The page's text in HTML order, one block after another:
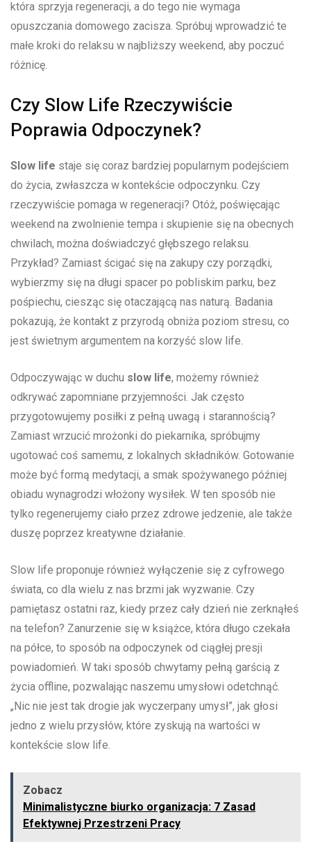
która sprzyja regeneracji, a ⁣do tego‌ nie wymaga
‍opuszczania domowego ⁢zacisza. Spróbuj wprowadzić te
‍małe kroki do relaksu w najbliższy weekend, aby poczuć
różnicę.
Czy Slow Life Rzeczywiście
Poprawia Odpoczynek?
Slow life staje się coraz bardziej popularnym podejściem
do życia, zwłaszcza w kontekście odpoczynku. Czy
rzeczywiście pomaga w regeneracji? Otóż, poświęcając
weekend na zwolnienie tempa i skupienie się na obecnych
chwilach, można⁤ doświadczyć głębszego relaksu.
Przykład? Zamiast ścigać​ się na zakupy ⁣czy porządki,
‍wybierzmy się na⁣ długi spacer ‌po pobliskim parku, bez
pośpiechu, ciesząc⁢ się otaczającą nas naturą. Badania
pokazują, że kontakt z przyrodą obniża poziom stresu, co
jest świetnym argumentem na korzyść slow life.
Odpoczywając w duchu slow life, możemy również
odkrywać zapomniane przyjemności. Jak często
przygotowujemy posiłki z pełną uwagą ⁢i starannością?
Zamiast wrzucić mrożonki do piekarnika, spróbujmy
ugotować coś samemu, z lokalnych składników.⁢ Gotowanie
może być formą medytacji, a smak spożywanego później
obiadu wynagrodzi włożony wysiłek. W ten sposób nie
tylko regenerujemy ⁣ciało przez zdrowe jedzenie, ale⁣ także
duszę⁢ poprzez kreatywne działanie.
Slow ⁢life proponuje również wyłączenie się z cyfrowego
świata, co‌ dla wielu z nas brzmi jak ‍wyzwanie. Czy
pamiętasz ostatni raz, kiedy‌ przez⁢ cały dzień‍ nie zerknąłeś
na telefon? Zanurzenie się w książce, która długo czekała
na półce, to sposób na odpoczynek od ciągłej presji
powiadomień. W⁢ taki sposób chwytamy pełną garścią z
życia offline, pozwalając naszemu umysłowi odetchnąć.
„Nic nie ​jest tak drogie jak wyczerpany umysł”, jak głosi
jedno z wielu przysłów, które zyskują na ‍wartości w
kontekście slow life.
Zobacz
Minimalistyczne biurko organizacja: 7 Zasad
Efektywnej Przestrzeni Pracy